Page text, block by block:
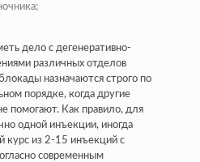
дело с дегенеративно-
различных отделов
назначаются строго по
порядке, когда другие
помогают. Как правило, для
одной инъекции, иногда
курс из 2-15 инъекций с
современным